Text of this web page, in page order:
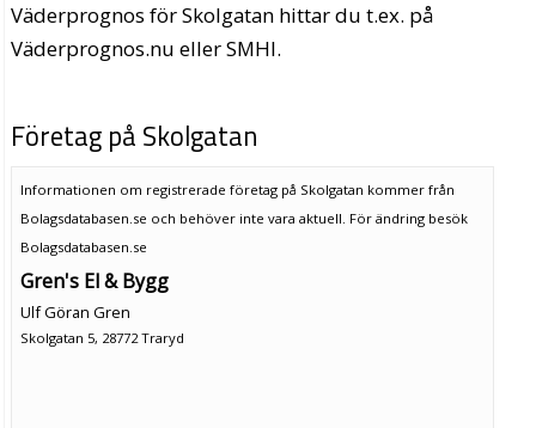
Väderprognos för Skolgatan hittar du t.ex. på
Väderprognos.nu eller SMHI.
Företag på Skolgatan
Informationen om registrerade företag på Skolgatan kommer från
Bolagsdatabasen.se och behöver inte vara aktuell. För ändring besök
Bolagsdatabasen.se
Gren's El & Bygg
Ulf Göran Gren
Skolgatan 5, 28772 Traryd